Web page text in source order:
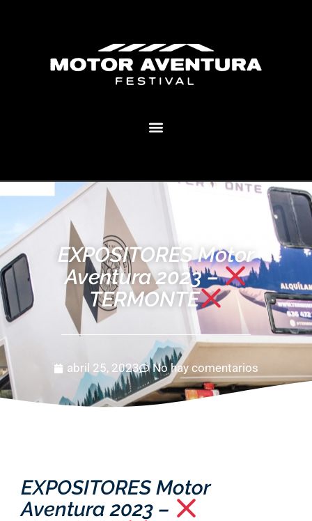
EXPOSITORES Motor
Aventura 2023 –
TERMONTE
abril 25, 2023 No hay comentarios
EXPOSITORES Motor
Aventura 2023 –